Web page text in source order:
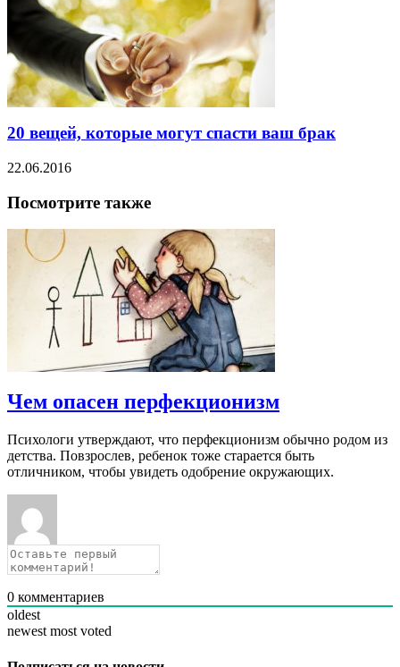
20 вещей, которые могут спасти ваш брак
22.06.2016
Посмотрите также
Чем опасен перфекционизм
Психологи утверждают, что перфекционизм обычно родом из
детства. Повзрослев, ребенок тоже старается быть
отличником, чтобы увидеть одобрение окружающих.
0 комментариев
oldest
newest most voted